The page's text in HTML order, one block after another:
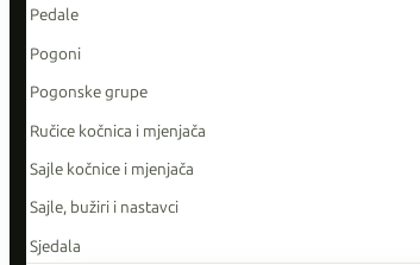
Pedale
Pogoni
Pogonske grupe
Ručice kočnica i mjenjača
Sajle kočnice i mjenjača
Sajle, bužiri i nastavci
Sjedala